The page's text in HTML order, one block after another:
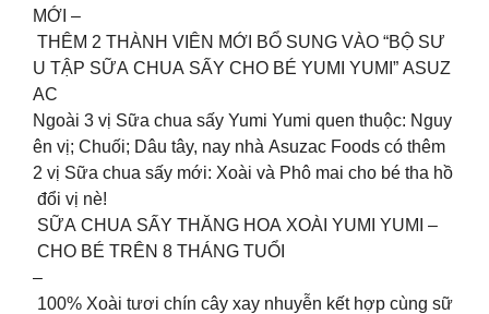
️️MỚI –
THÊM 2 THÀNH VIÊN MỚI BỔ SUNG VÀO “BỘ SƯ
U TẬP SỮA CHUA SẤY CHO BÉ YUMI YUMI” ASUZ
AC
Ngoài 3 vị Sữa chua sấy Yumi Yumi quen thuộc: Nguy
ên vị; Chuối; Dâu tây, nay nhà Asuzac Foods có thêm
2 vị Sữa chua sấy mới: Xoài và Phô mai cho bé tha hồ
đổi vị nè!
SỮA CHUA SẤY THĂNG HOA XOÀI YUMI YUMI –
CHO BÉ TRÊN 8 THÁNG TUỔI
–
100% Xoài tươi chín cây xay nhuyễn kết hợp cùng sữ